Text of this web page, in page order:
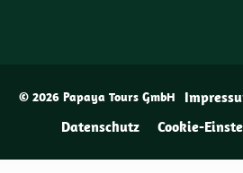
© 2026 Papaya Tours GmbH
Datenschutz
Cookie-